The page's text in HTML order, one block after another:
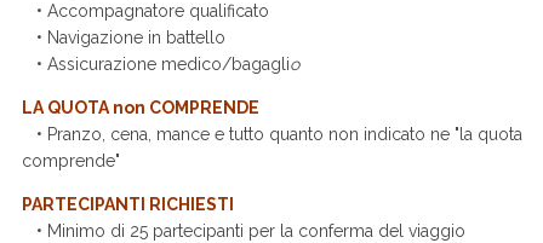
• Accompagnatore qualificato
• Navigazione in battello
• Assicurazione medico/bagaglio
LA QUOTA non COMPRENDE
• Pranzo, cena, mance e tutto quanto non indicato ne "la quota
comprende"
PARTECIPANTI RICHIESTI
• Minimo di 25 partecipanti per la conferma del viaggio